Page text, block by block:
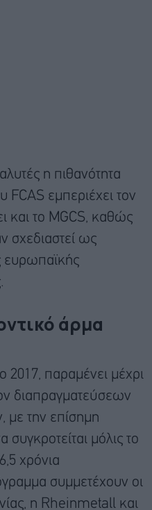
η πιθανότητα
FCAS εμπεριέχει τον
και το MGCS, καθώς
σχεδιαστεί ως
ευρωπαϊκής
άρμα
2017, παραμένει μέχρι
διαπραγματεύσεων
με την επίσημη
συγκροτείται μόλις το
χρόνια
συμμετέχουν οι
η Rheinmetall και